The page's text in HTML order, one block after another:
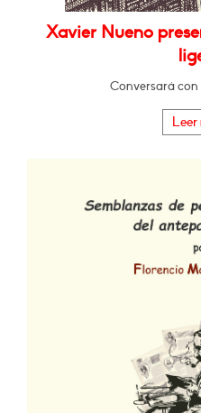
Xavier Nueno
Conversará con
Leer